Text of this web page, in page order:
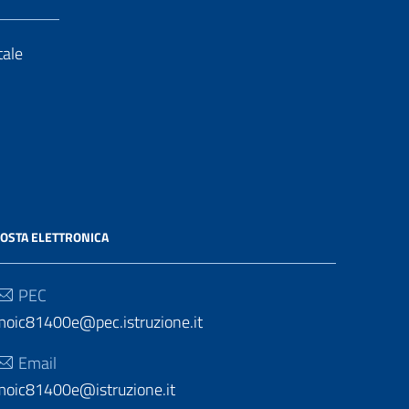
ELETTRONICA
PEC
Email